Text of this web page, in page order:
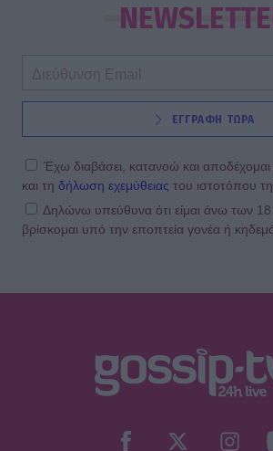
ΕΓΓΡΑΦΗ ΤΩΡΑ
Έχω διαβάσει, κατανοώ και αποδέχομαι
και τη δήλωση εχεμύθειας του ιστοτόπου
Δηλώνω υπεύθυνα ότι είμαι άνω των 18
βρίσκομαι υπό την εποπτεία γονέα ή